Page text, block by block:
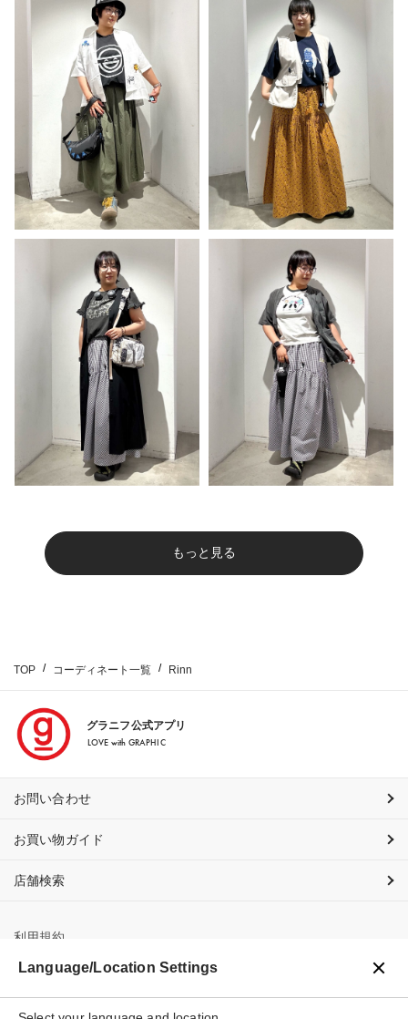
もっと見る
TOP コーディネート一覧 Rinn
グラニフ公式アプリ
LOVE with GRAPHIC
お問い合わせ
お買い物ガイド
店舗検索
利用規約
プライバシーポリシー
Language/Location Settings